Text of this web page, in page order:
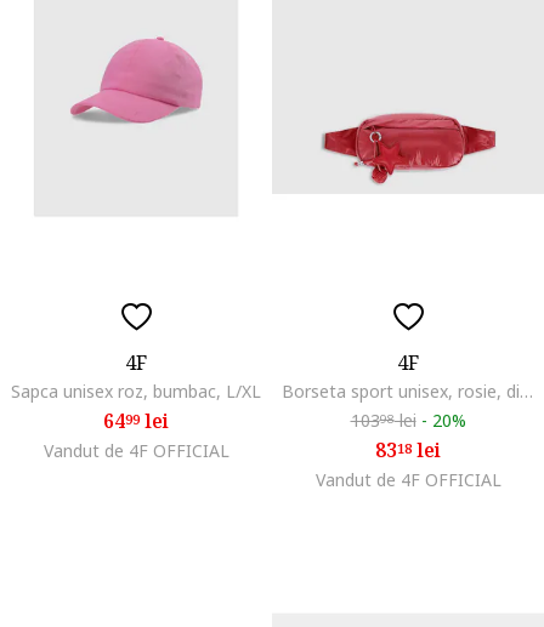
4F
Sapca unisex roz, bumbac, L/XL
6499lei
Vandut de 4F OFFICIAL
4F
Borseta sport unisex, rosie, dimensiuni 26x12cm, material sintetic
10398lei - 20%
8318 lei
Vandut de 4F OFFICIAL